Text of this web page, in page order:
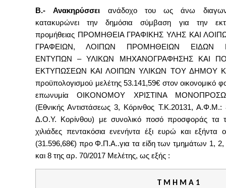
Β.- Ανακηρύσσει ανάδοχο του ως άνω
κατακυρώνει την δημόσια σύμβαση για την
προμήθειας ΠΡΟΜΗΘΕΙΑ ΓΡΑΦΙΚΗΣ ΥΛΗΣ ΚΑΙ
ΓΡΑΦΕΙΩΝ, ΛΟΙΠΩΝ ΠΡΟΜΗΘΕΙΩΝ ΕΙΔΩΝ
ΕΝΤΥΠΩΝ – ΥΛΙΚΩΝ ΜΗΧΑΝΟΓΡΑΦΗΣΗΣ ΚΑΙ
ΕΚΤΥΠΩΣΕΩΝ ΚΑΙ ΛΟΙΠΩΝ ΥΛΙΚΩΝ ΤΟΥ ΔΗΜΟΥ
προϋπολογισμού μελέτης 53.141,59€ στον οικονομικό
επωνυμία ΟΙΚΟΝΟΜΟΥ ΧΡΙΣΤΙΝΑ
(Εθνικής Αντιστάσεως 3, Κόρινθος Τ.Κ.20131, Α.Φ.Μ.:
Δ.Ο.Υ. Κορίνθου) με συνολικό ποσό προσφοράς τα
χιλιάδες πεντακόσια ενενήντα έξι ευρώ και εξήντα
(31.596,68€) προ Φ.Π.Α..για τα είδη των τμημάτων 1, 2,
και 8 της αρ. 70/2017 Μελέτης, ως εξής :
Τ Μ Η Μ Α 1